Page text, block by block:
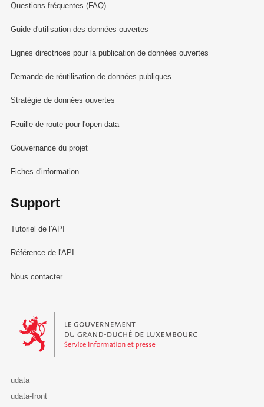
Questions fréquentes (FAQ)
Guide d'utilisation des données ouvertes
Lignes directrices pour la publication de données ouvertes
Demande de réutilisation de données publiques
Stratégie de données ouvertes
Feuille de route pour l'open data
Gouvernance du projet
Fiches d'information
Support
Tutoriel de l'API
Référence de l'API
Nous contacter
Le Gouvernement du Grand-Duché de Luxembourg - Service
udata
udata-front